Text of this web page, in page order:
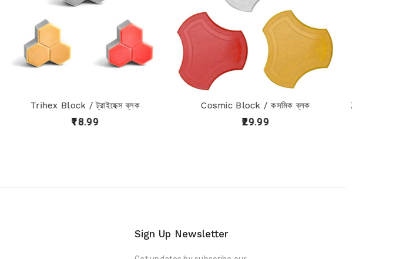
Block / ট্রাইহেক্স ব্লক Cosmic Block / কসমিক ব্লক Zig Zag Block 80mm
Sign Up Newsletter